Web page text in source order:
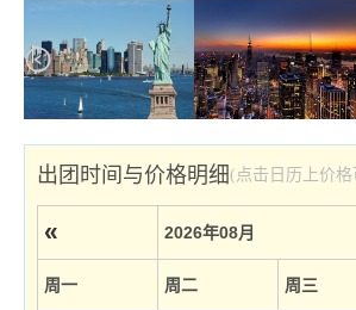
出团时间与价格明细(点击日历上价
« 2026年08月
周一 周二 周三